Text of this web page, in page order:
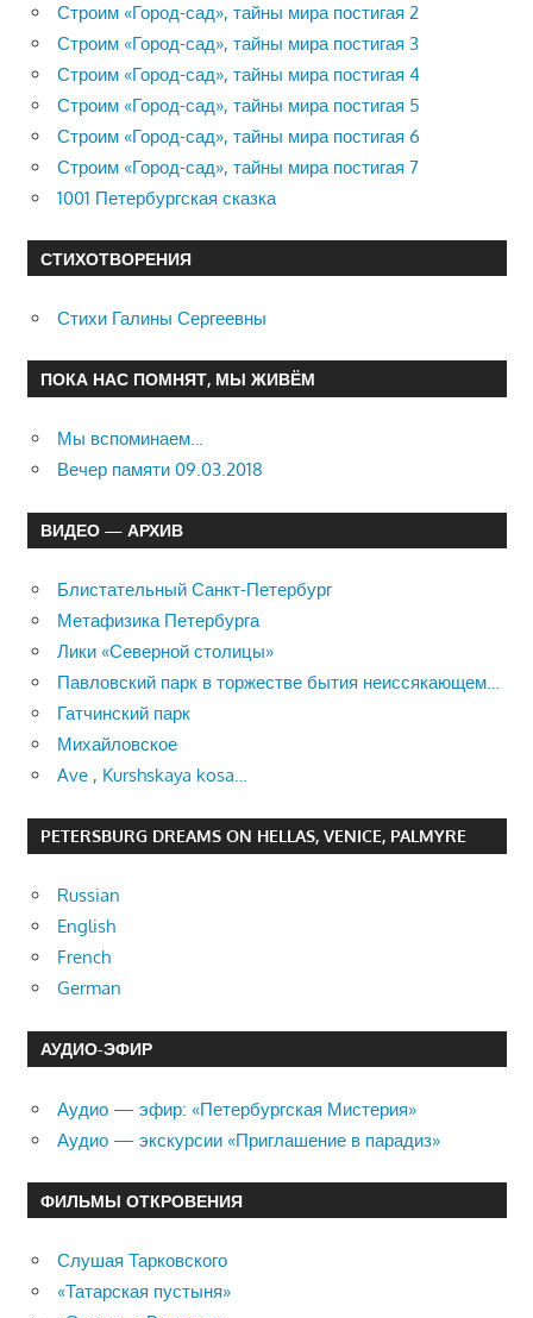
Строим «Город-сад», тайны мира постигая 2
Строим «Город-сад», тайны мира постигая 3
Строим «Город-сад», тайны мира постигая 4
Строим «Город-сад», тайны мира постигая 5
Строим «Город-сад», тайны мира постигая 6
Строим «Город-сад», тайны мира постигая 7
1001 Петербургская сказка
СТИХОТВОРЕНИЯ
Стихи Галины Сергеевны
ПОКА НАС ПОМНЯТ, МЫ ЖИВЁМ
Мы вспоминаем…
Вечер памяти 09.03.2018
ВИДЕО — АРХИВ
Блистательный Санкт-Петербург
Метафизика Петербурга
Лики «Северной столицы»
Павловский парк в торжестве бытия неиссякающем…
Гатчинский парк
Михайловское
Ave , Kurshskaya kosa…
PETERSBURG DREAMS ON HELLAS, VENICE, PALMYRE
Russian
English
French
German
АУДИО-ЭФИР
Аудио — эфир: «Петербургская Мистерия»
Аудио — экскурсии «Приглашение в парадиз»
ФИЛЬМЫ ОТКРОВЕНИЯ
Слушая Тарковского
«Татарская пустыня»